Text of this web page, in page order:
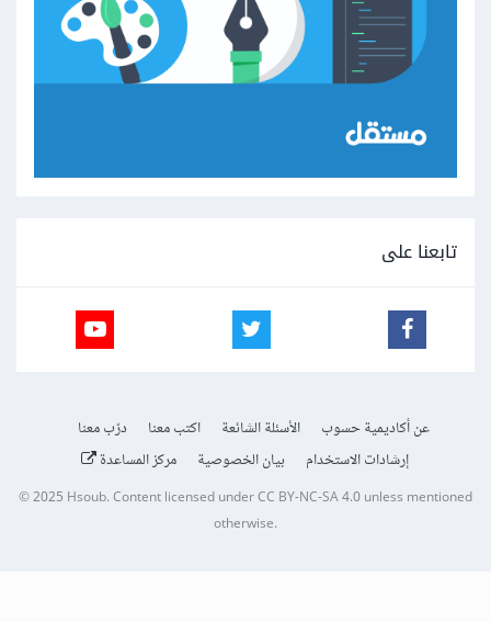
تابعنا على
عن أكاديمية حسوب الأسئلة الشائعة اكتب معنا
درّب معنا
إرشادات الاستخدام
بيان الخصوصية مركز المساعدة
© 2025 Hsoub.Content licensed underCC BY-NC-SA 4.0unless mentioned
otherwise.